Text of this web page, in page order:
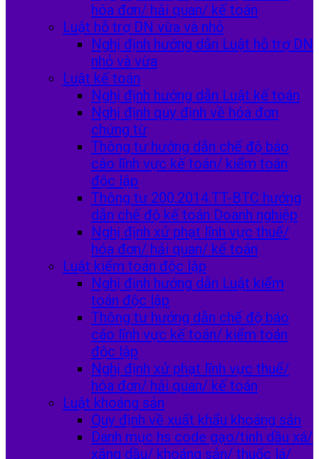
hóa đơn/ hải quan/ kế toán
Luật hỗ trợ DN vừa và nhỏ
Nghị định hướng dẫn Luật hỗ trợ DN
nhỏ và vừa
Luật kế toán
Nghị định hướng dẫn Luật kế toán
Nghị định quy định về hóa đơn
chứng từ
Thông tư hướng dẫn chế độ báo
cáo lĩnh vực kế toán/ kiểm toán
độc lập
Thông tư 200.2014.TT-BTC hướng
dẫn chế độ kế toán Doanh nghiệp
Nghị định xử phạt lĩnh vực thuế/
hóa đơn/ hải quan/ kế toán
Luật kiểm toán độc lập
Nghị định hướng dẫn Luật kiểm
toán độc lập
Thông tư hướng dẫn chế độ báo
cáo lĩnh vực kế toán/ kiểm toán
độc lập
Nghị định xử phạt lĩnh vực thuế/
hóa đơn/ hải quan/ kế toán
Luật khoáng sản
Quy định về xuất khẩu khoáng sản
Danh mục hs code gạo/tinh dầu xá/
xăng dầu/ khoáng sản/ thuốc lá/